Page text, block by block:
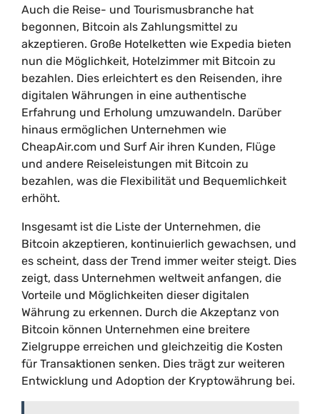
Auch die Reise- und Tourismusbranche hat
begonnen, Bitcoin als Zahlungsmittel zu
akzeptieren. Große Hotelketten wie Expedia bieten
nun die Möglichkeit, Hotelzimmer mit Bitcoin zu
bezahlen. Dies erleichtert es den Reisenden, ihre
digitalen Währungen in eine authentische
Erfahrung und Erholung umzuwandeln. Darüber
hinaus ermöglichen Unternehmen wie
CheapAir.com und Surf Air ihren Kunden, Flüge
und andere Reiseleistungen mit Bitcoin zu
bezahlen, was die Flexibilität und Bequemlichkeit
erhöht.
Insgesamt ist die Liste der Unternehmen, die
Bitcoin akzeptieren, kontinuierlich gewachsen, und
es scheint, dass der Trend immer weiter steigt. Dies
zeigt, dass Unternehmen weltweit anfangen, die
Vorteile und Möglichkeiten dieser digitalen
Währung zu erkennen. Durch die Akzeptanz von
Bitcoin können Unternehmen eine breitere
Zielgruppe erreichen und gleichzeitig die Kosten
für Transaktionen senken. Dies trägt zur weiteren
Entwicklung und Adoption der Kryptowährung bei.